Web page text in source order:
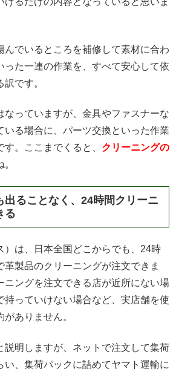
んでいるところを補修して素材に合わ
った一連の作業を、すべて安心して依
です。
なっていますが、金具やファスナーな
いる場合に、パーツ交換といった作業
。ここまでくると、 クリーニングの
出ることなく、24時間クリーニ
る
）は、日本全国どこからでも、24時
革製品のクリーニングが注文できま
ニングを注文できる店が近所にない場
持っていけない場合など、実店舗を使
ありません。
説明しますが、ネットで注文して集荷
い、集荷パックに詰めてヤマト運輸に